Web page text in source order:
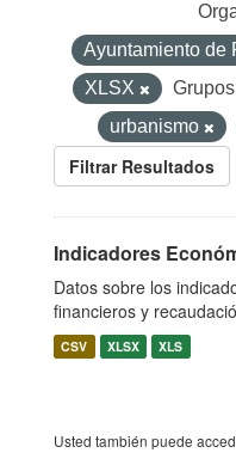
Ayuntamiento de
XLSX
urbanismo
Filtrar Resultados
Indicadores
Datos sobre los
financieros y
CSV XLSX XLS
Usted también puede